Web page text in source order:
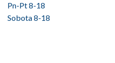
Pn-Pt 8-18
Sobota 8-18